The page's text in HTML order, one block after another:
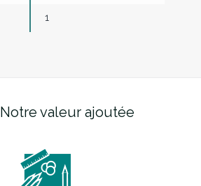
1
Notre valeur ajoutée